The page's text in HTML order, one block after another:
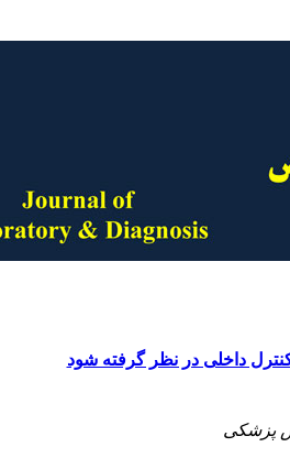
داخلی در نظر گرفته شود
پزشکی